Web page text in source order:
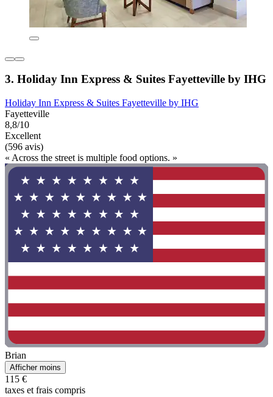
3. Holiday Inn Express & Suites Fayetteville by IHG
Holiday Inn Express & Suites Fayetteville by IHG
Fayetteville
8,8/10
Excellent
(596 avis)
« Across the street is multiple food options. »
Brian
Afficher moins
115 €
taxes et frais compris